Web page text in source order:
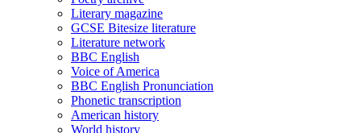
Literary magazine
GCSE Bitesize literature
Literature network
BBC English
Voice of America
BBC English Pronunciation
Phonetic transcription
American history
World history